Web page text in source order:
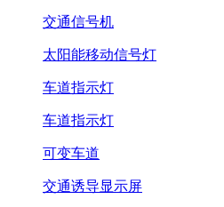
交通信号机
太阳能移动信号灯
车道指示灯
车道指示灯
可变车道
交通诱导显示屏